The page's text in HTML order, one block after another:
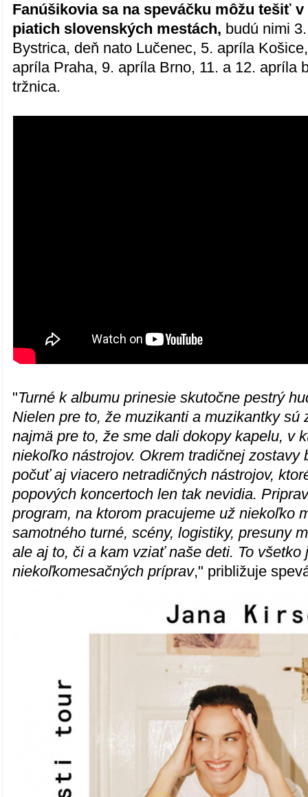
Fanúšikovia sa na speváčku môžu tešiť
piatich slovenských mestách, budú nimi
Bystrica, deň nato Lučenec, 5. apríla
apríla Praha, 9. apríla Brno, 11. a 12. apríla
tržnica.
"Turné k albumu prinesie skutočne pestrý
Nielen pre to, že muzikanti a muzikantky sú
najmä pre to, že sme dali dokopy kapelu, v
niekoľko nástrojov. Okrem tradičnej zostavy
počuť aj viacero netradičných nástrojov,
popových koncertoch len tak nevidia.
program, na ktorom pracujeme už niekoľko
samotného turné, scény, logistiky, presuny
ale aj to, či a kam vziať naše deti. To všetko
niekoľkomesačných príprav," približuje